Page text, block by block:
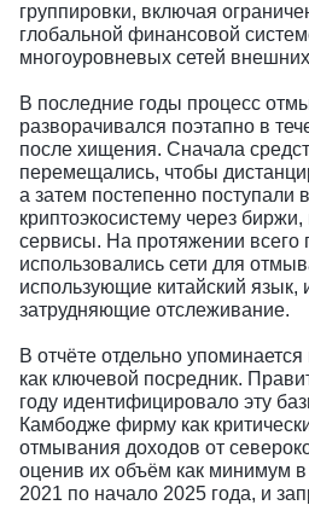
группировки, включая
глобальной финансовой
многоуровневых сетей
В последние годы процесс
разворачивался поэтапно в
после хищения. Сначала
перемещались, чтобы
а затем постепенно поступали
криптоэкосистему через
сервисы. На протяжении всего
использовались сети для
использующие китайский язык,
затрудняющие отслеживание.
В отчёте отдельно
как ключевой посредник.
году идентифицировало эту
Камбодже фирму как
отмывания доходов от
оценив их объём как минимум
2021 по начало 2025 года, и